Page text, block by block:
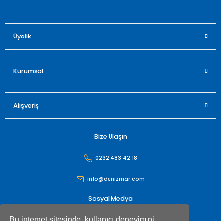
Bu internet sitesinde, kullanıcı deneyimini
Üyelik
Kurumsal
Alışveriş
Bize Ulaşın
0232 483 42 18
info@denizmar.com
Sosyal Medya